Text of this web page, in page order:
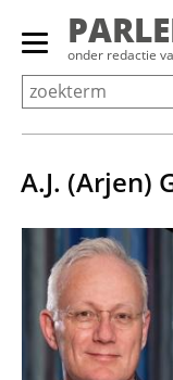
Overslaan
Primair
menu
tonen/verbergen
onder redactie
A.J. (Arjen)